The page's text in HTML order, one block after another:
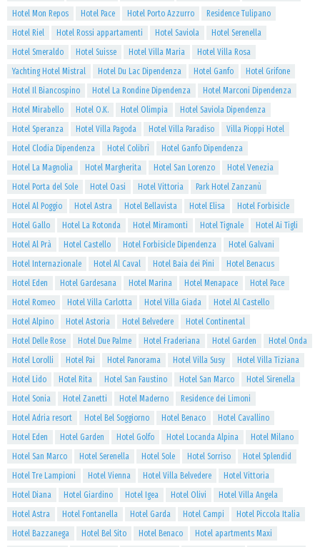
Hotel Mon Repos
Hotel Pace Hotel Porto Azzurro
Residence Tulipano
Hotel Riel
Hotel Rossi appartamenti Hotel Saviola
Hotel Serenella
Hotel Smeraldo
Hotel Suisse Hotel Villa Maria
Hotel Villa Rosa
Yachting Hotel Mistral
Hotel Du Lac Dipendenza Hotel Ganfo
Hotel Grifone
Hotel Il Biancospino
Hotel La Rondine Dipendenza
Hotel Marconi Dipendenza
Hotel Mirabello
Hotel O.K. Hotel Olimpia
Hotel Saviola Dipendenza
Hotel Speranza
Hotel Villa Pagoda Hotel Villa Paradiso
Villa Pioppi Hotel
Hotel Clodia Dipendenza
Hotel Colibrì
Hotel Ganfo Dipendenza
Hotel La Magnolia
Hotel Margherita Hotel San Lorenzo
Hotel Venezia
Hotel Porta del Sole
Hotel Oasi Hotel Vittoria
Park Hotel Zanzanù
Hotel Al Poggio
Hotel Astra Hotel Bellavista Hotel Elisa
Hotel Forbisicle
Hotel Gallo
Hotel La Rotonda Hotel Miramonti Hotel Tignale
Hotel Ai Tigli
Hotel Al Prà
Hotel Castello Hotel Forbisicle Dipendenza
Hotel Galvani
Hotel Internazionale
Hotel Al Caval Hotel Baia dei Pini
Hotel Benacus
Hotel Eden
Hotel Gardesana Hotel Marina Hotel Menapace
Hotel Pace
Hotel Romeo
Hotel Villa Carlotta Hotel Villa Giada
Hotel Al Castello
Hotel Alpino
Hotel Astoria Hotel Belvedere
Hotel Continental
Hotel Delle Rose
Hotel Due Palme Hotel Fraderiana Hotel Garden
Hotel Onda
Hotel Lorolli
Hotel Pai Hotel Panorama Hotel Villa Susy
Hotel Villa Tiziana
Hotel Lido
Hotel Rita Hotel San Faustino Hotel San Marco
Hotel Sirenella
Hotel Sonia
Hotel Zanetti Hotel Maderno
Residence dei Limoni
Hotel Adria resort
Hotel Bel Soggiorno Hotel Benaco
Hotel Cavallino
Hotel Eden
Hotel Garden Hotel Golfo Hotel Locanda Alpina
Hotel Milano
Hotel San Marco
Hotel Serenella Hotel Sole Hotel Sorriso
Hotel Splendid
Hotel Tre Lampioni
Hotel Vienna Hotel Villa Belvedere
Hotel Vittoria
Hotel Diana
Hotel Giardino Hotel Igea Hotel Olivi
Hotel Villa Angela
Hotel Astra
Hotel Fontanella Hotel Garda Hotel Campi
Hotel Piccola Italia
Hotel Bazzanega
Hotel Bel Sito Hotel Benaco
Hotel apartments Maxi